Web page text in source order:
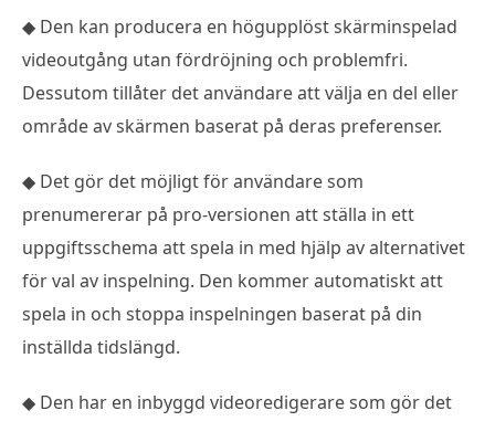
◆ Den kan producera en högupplöst skärminspelad
videoutgång utan fördröjning och problemfri.
Dessutom tillåter det användare att välja en del eller
område av skärmen baserat på deras preferenser.
◆ Det gör det möjligt för användare som
prenumererar på pro-versionen att ställa in ett
uppgiftsschema att spela in med hjälp av alternativet
för val av inspelning. Den kommer automatiskt att
spela in och stoppa inspelningen baserat på din
inställda tidslängd.
◆ Den har en inbyggd videoredigerare som gör det